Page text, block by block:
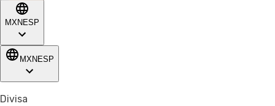
MXN ESP
MXN ESP
Divisa